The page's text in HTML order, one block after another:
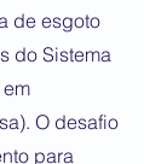
de esgoto
do Sistema
O desafio
para